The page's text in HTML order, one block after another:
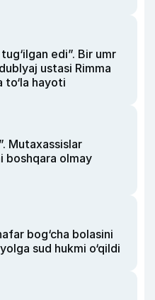
edi”. Bir umr
ustasi Rimma
to‘la hayoti
Mutaxassislar
boshqara olmay
bog‘cha bolasini
sud hukmi o‘qildi